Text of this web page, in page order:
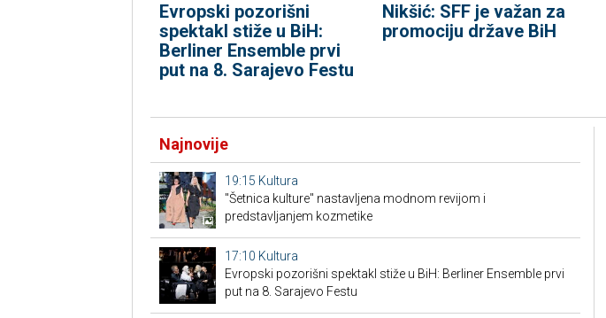
Evropski pozorišni
spektakl stiže u BiH:
Berliner Ensemble prvi
put na 8. Sarajevo Festu
Nikšić: SFF je važan za
promociju države BiH
Najnovije
19:15 Kultura
"Šetnica kulture" nastavljena modnom revijom i
predstavljanjem kozmetike
17:10 Kultura
Evropski pozorišni spektakl stiže u BiH: Berliner Ensemble prvi
put na 8. Sarajevo Festu